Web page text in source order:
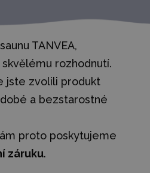
TANVEA,
rozhodnutí.
jste zvolili produkt
a bezstarostné
proto poskytujeme
záruku.